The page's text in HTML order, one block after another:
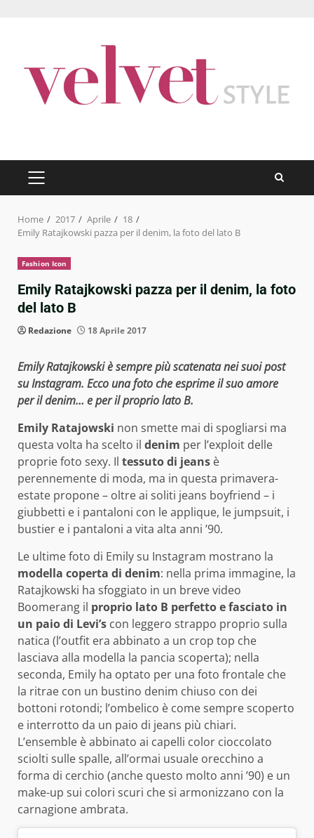
PRIMARY
MENU
Home 2017 Aprile
18
Emily Ratajkowski pazza per il denim, la foto del lato B
Fashion Icon
Emily Ratajkowski pazza per il denim, la foto
del lato B
Redazione 18 Aprile 2017
Emily Ratajkowski è sempre più scatenata nei suoi post
su Instagram. Ecco una foto che esprime il suo amore
per il denim… e per il proprio lato B.
Emily Ratajowski non smette mai di spogliarsi ma
questa volta ha scelto il denim per l’exploit delle
proprie foto sexy. Il tessuto di jeans è
perennemente di moda, ma in questa primavera-
estate propone – oltre ai soliti jeans boyfriend – i
giubbetti e i pantaloni con le applique, le jumpsuit, i
bustier e i pantaloni a vita alta anni ’90.
Le ultime foto di Emily su Instagram mostrano la
modella coperta di denim: nella prima immagine, la
Ratajkowski ha sfoggiato in un breve video
Boomerang il proprio lato B perfetto e fasciato in
un paio di Levi’s con leggero strappo proprio sulla
natica (l’outfit era abbinato a un crop top che
lasciava alla modella la pancia scoperta); nella
seconda, Emily ha optato per una foto frontale che
la ritrae con un bustino denim chiuso con dei
bottoni rotondi; l’ombelico è come sempre scoperto
e interrotto da un paio di jeans più chiari.
L’ensemble è abbinato ai capelli color cioccolato
sciolti sulle spalle, all’ormai usuale orecchino a
forma di cerchio (anche questo molto anni ’90) e un
make-up sui colori scuri che si armonizzano con la
carnagione ambrata.